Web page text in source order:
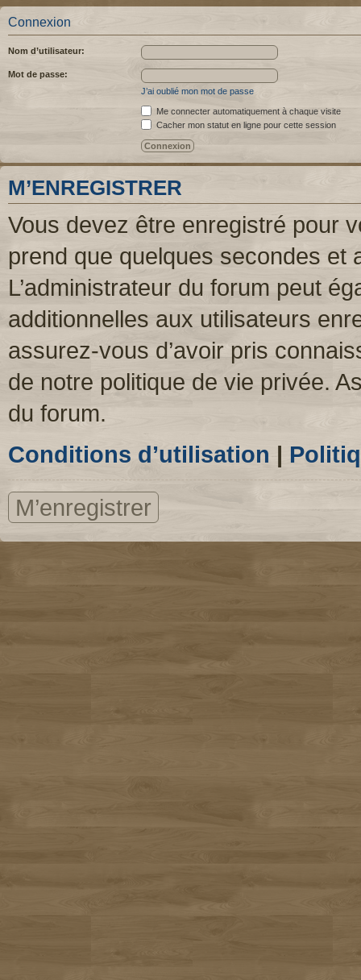
Connexion
Nom d’utilisateur:
Mot de passe:
J’ai oublié mon mot de passe
Me connecter automatiquement à chaque visite
Cacher mon statut en ligne pour cette session
M’ENREGISTRER
Vous devez être enregistré pour
prend que quelques secondes et
L’administrateur du forum peut
additionnelles aux utilisateurs
assurez-vous d’avoir pris
de notre politique de vie privée.
du forum.
Conditions d’utilisation |
M’enregistrer